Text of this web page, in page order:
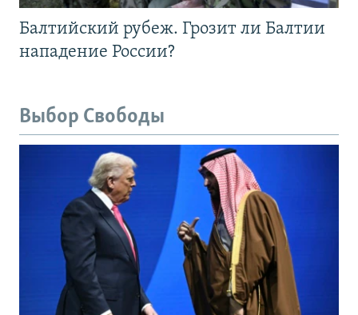
Балтийский рубеж. Грозит ли Балтии
нападение России?
Выбор Свободы